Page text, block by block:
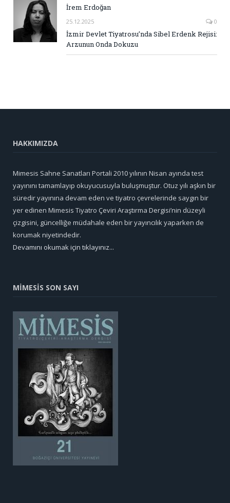
İrem Erdoğan
25.12.2025 0
İzmir Devlet Tiyatrosu’nda Sibel Erdenk Rejisi:
Arzunun Onda Dokuzu
HAKKIMIZDA
Mimesis Sahne Sanatları Portali 2010 yılının Nisan ayında test
yayınını tamamlayıp okuyucusuyla buluşmuştur. Otuz yılı aşkın bir
süredir yayınına devam eden ve tiyatro çevrelerinde saygın bir
yer edinen Mimesis Tiyatro Çeviri Araştırma Dergisi’nin düzeyli
çizgisini, güncelliğe müdahale eden bir yayıncılık yaparken de
korumak niyetindedir.
Devamını okumak için tıklayınız...
MİMESİS SON SAYI